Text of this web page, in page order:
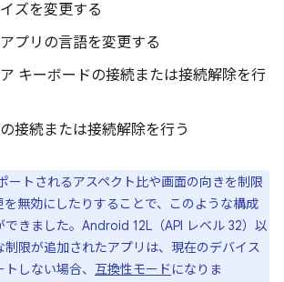
ズを変更する
プリの言語を変更する
キーボードの接続または接続解除を行
接続または接続解除を行う
ートされるアスペクト比や画面の向きを制限
を無効にしたりすることで、このような構成
できました。Android 12L（API レベル 32）以
制限が追加されたアプリは、現在のデバイス
しない場合、 互換性モード になりま